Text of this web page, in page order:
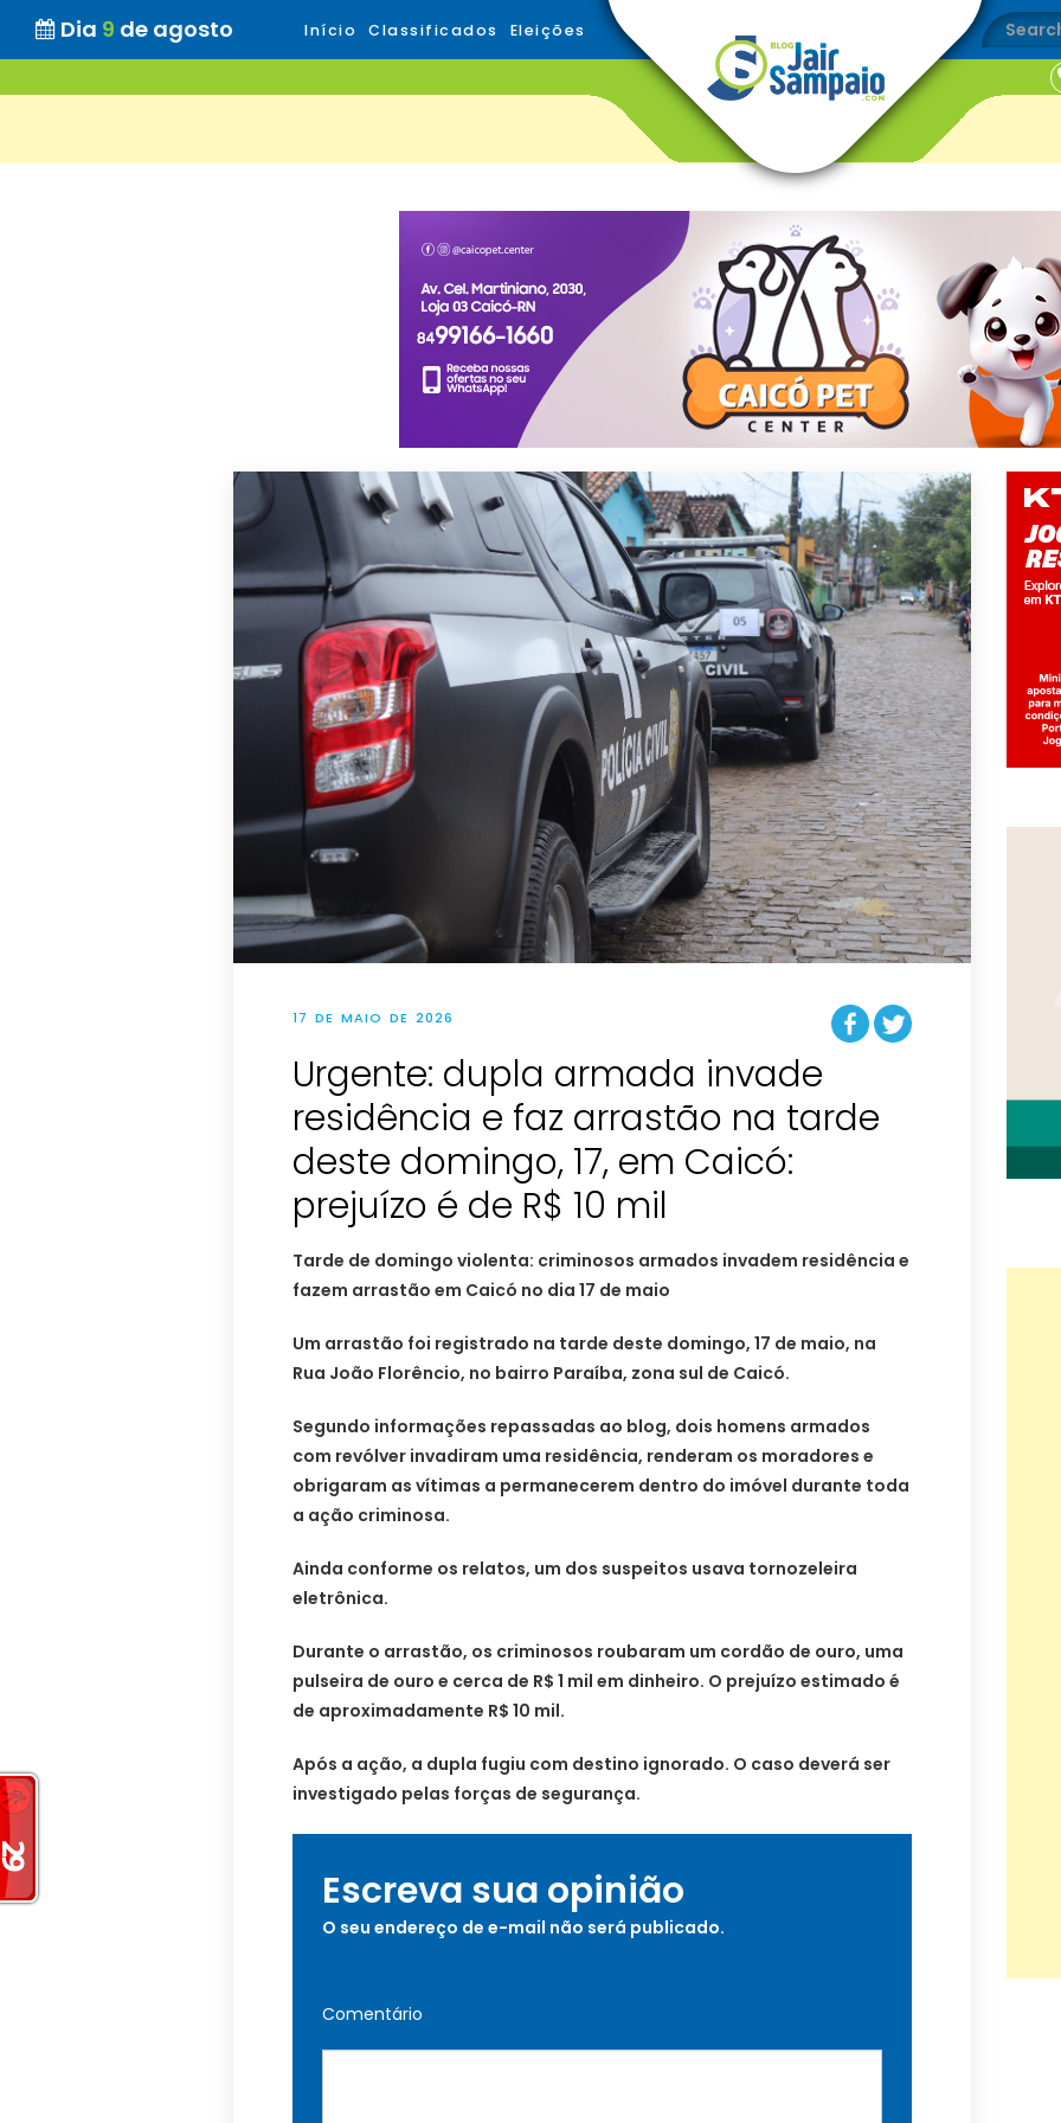
Dia 9 de agosto Início Classificados Eleições
17 DE MAIO DE 2026
Urgente: dupla armada invade
residência e faz arrastão na tarde
deste domingo, 17, em Caicó:
prejuízo é de R$ 10 mil
Tarde de domingo violenta: criminosos armados invadem residência e
fazem arrastão em Caicó no dia 17 de maio
Um arrastão foi registrado na tarde deste domingo, 17 de maio, na
Rua João Florêncio, no bairro Paraíba, zona sul de Caicó.
Segundo informações repassadas ao blog, dois homens armados
com revólver invadiram uma residência, renderam os moradores e
obrigaram as vítimas a permanecerem dentro do imóvel durante toda
a ação criminosa.
Ainda conforme os relatos, um dos suspeitos usava tornozeleira
eletrônica.
Durante o arrastão, os criminosos roubaram um cordão de ouro, uma
pulseira de ouro e cerca de R$ 1 mil em dinheiro. O prejuízo estimado é
de aproximadamente R$ 10 mil.
Após a ação, a dupla fugiu com destino ignorado. O caso deverá ser
investigado pelas forças de segurança.
Escreva sua opinião
O seu endereço de e-mail não será publicado.
Comentário